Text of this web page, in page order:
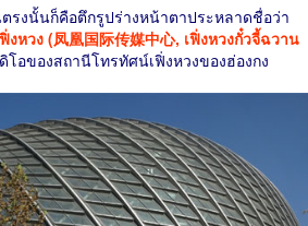
ตรงนั้นก็คือตึกรูปร่างหน้าตาประหลาดชื่อว่า
วง (凤凰国际传媒中心, เฟิ่งหวงกั๋วจี้ฉวาน
โอของสถานีโทรทัศน์เฟิ่งหวงของฮ่องกง